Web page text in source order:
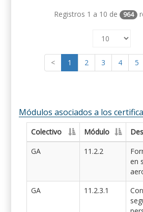
Registros 1 a 10 de 964
< 1 2 3 4 5
Módulos asociados a los
Colectivo Módulo
GA
11.2.2
en
GA
11.2.3.1